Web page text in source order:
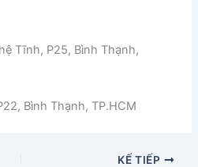
Tĩnh, P25, Bình Thạnh,
Bình Thạnh, TP.HCM
KẾ TIẾP